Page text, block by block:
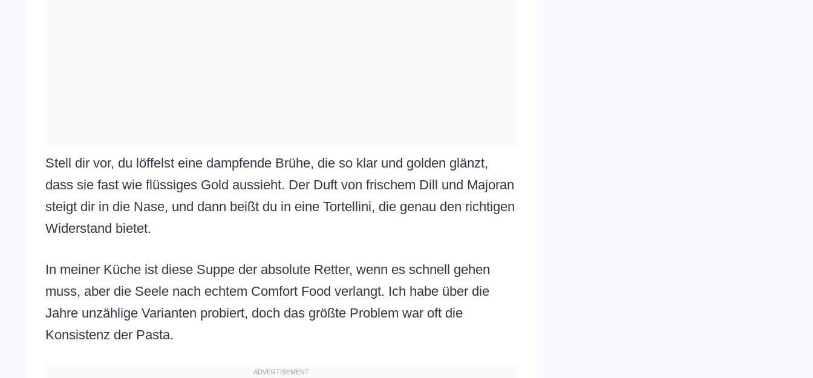
Stell dir vor, du löffelst eine dampfende Brühe, die so klar und golden glänzt,
dass sie fast wie flüssiges Gold aussieht. Der Duft von frischem Dill und Majoran
steigt dir in die Nase, und dann beißt du in eine Tortellini, die genau den richtigen
Widerstand bietet.
In meiner Küche ist diese Suppe der absolute Retter, wenn es schnell gehen
muss, aber die Seele nach echtem Comfort Food verlangt. Ich habe über die
Jahre unzählige Varianten probiert, doch das größte Problem war oft die
Konsistenz der Pasta.